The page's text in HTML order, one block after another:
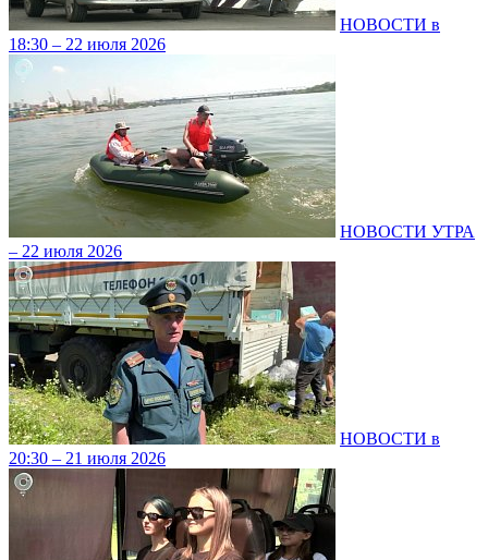
НОВОСТИ в
18:30 – 22 июля 2026
НОВОСТИ УТРА
– 22 июля 2026
НОВОСТИ в
20:30 – 21 июля 2026